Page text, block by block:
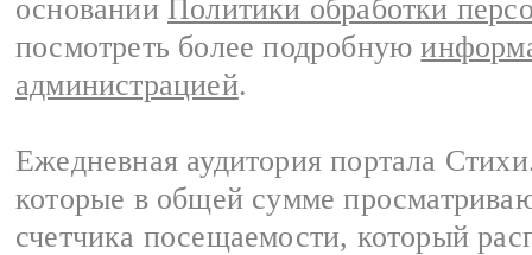
основании Политики обработки
посмотреть более подробную
администрацией.
Ежедневная аудитория портала
которые в общей сумме
счетчика посещаемости, который